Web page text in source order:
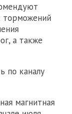
торможений
а также
по каналу
магнитная